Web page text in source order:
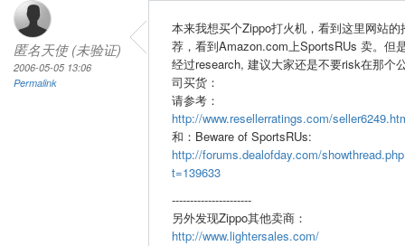
匿名天使 (未验证)
2006-05-05 13:06
Permalink
本来我想买个Zippo打火机，看到这里网站的
荐，看到Amazon.com上SportsRUs 卖。但
经过research, 建议大家还是不要risk在那个
司买货：
请参考：
http://www.resellerratings.com/
和：Beware of SportsRUs:
http://forums.dealofday.com/
t=139633
----------------------
另外发现Zippo其他卖商：
http://www.lightersales.com/